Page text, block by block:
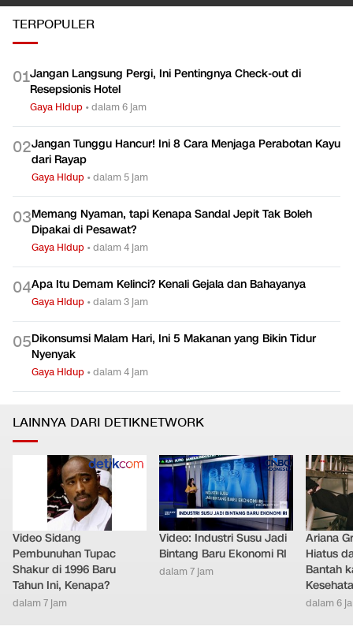
TERPOPULER
01Jangan Langsung Pergi, Ini Pentingnya Check-out di
Resepsionis Hotel
Gaya Hidup •dalam 6 jam
02Jangan Tunggu Hancur! Ini 8 Cara Menjaga Perabotan Kayu
dari Rayap
Gaya Hidup •dalam 5 jam
03Memang Nyaman, tapi Kenapa Sandal Jepit Tak Boleh
Dipakai di Pesawat?
Gaya Hidup •dalam 4 jam
04Apa Itu Demam Kelinci? Kenali Gejala dan Bahayanya
Gaya Hidup •dalam 3 jam
05Dikonsumsi Malam Hari, Ini 5 Makanan yang Bikin Tidur
Nyenyak
Gaya Hidup •dalam 4 jam
LAINNYA DARI DETIKNETWORK
Video Sidang
Pembunuhan Tupac
Shakur di 1996 Baru
Tahun Ini, Kenapa?
dalam 7 jam
Video: Industri Susu Jadi
Bintang Baru Ekonomi RI
dalam 7 jam
Ariana
Hiatus
Bantah
dalam 6